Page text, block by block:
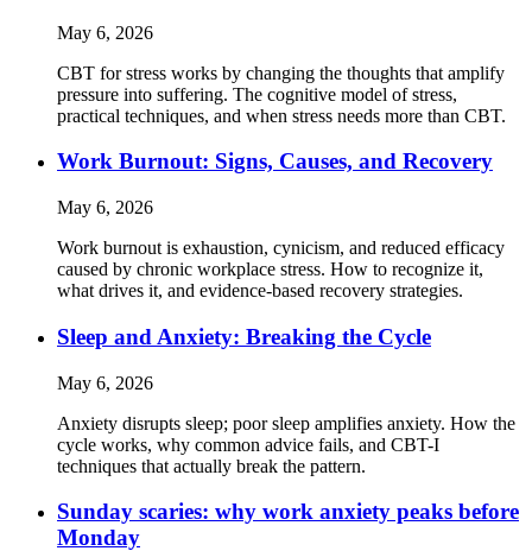
May 6, 2026
CBT for stress works by changing the thoughts that amplify
pressure into suffering. The cognitive model of stress,
practical techniques, and when stress needs more than CBT.
Work Burnout: Signs, Causes, and Recovery
May 6, 2026
Work burnout is exhaustion, cynicism, and reduced efficacy
caused by chronic workplace stress. How to recognize it,
what drives it, and evidence-based recovery strategies.
Sleep and Anxiety: Breaking the Cycle
May 6, 2026
Anxiety disrupts sleep; poor sleep amplifies anxiety. How the
cycle works, why common advice fails, and CBT-I
techniques that actually break the pattern.
Sunday scaries: why work anxiety peaks before
Monday